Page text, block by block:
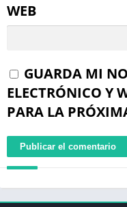
WEB
GUARDA MI
ELECTRÓNICO Y
PARA LA